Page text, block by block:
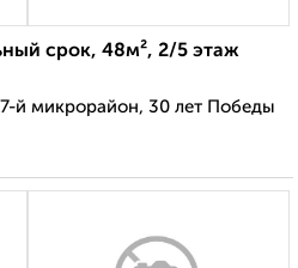
срок, 48м², 2/5 этаж
й микрорайон, 30 лет Победы